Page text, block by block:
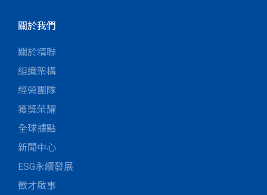
關於我們
關於精聯
組織架構
經營團隊
獲獎榮耀
全球據點
新聞中心
ESG永續發展
徵才啟事